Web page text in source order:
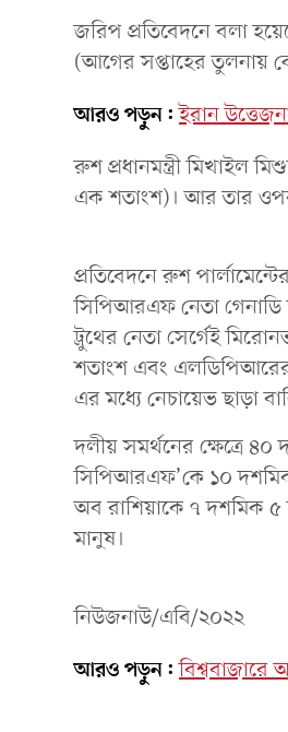
জরিপ প্রতিবেদনে বলা
(আগের সপ্তাহের তুলনায়
আরও পড়ুন: ইরান
রুশ প্রধানমন্ত্রী মিখাইল
এক শতাংশ)। আর তার
প্রতিবেদনে রুশ
সিপিআরএফ নেতা
ট্রুথের নেতা সের্গেই
শতাংশ এবং এলডিপিআরের
এর মধ্যে নেচায়েভ ছাড়া
দলীয় সমর্থনের ক্ষেত্রে
সিপিআরএফ’কে ১০ দশমিক
অব রাশিয়াকে ৭ দশমিক ৫
মানুষ।
নিউজনাউ/এবি/২০২২
আরও পড়ুন: বিশ্ববাজারে